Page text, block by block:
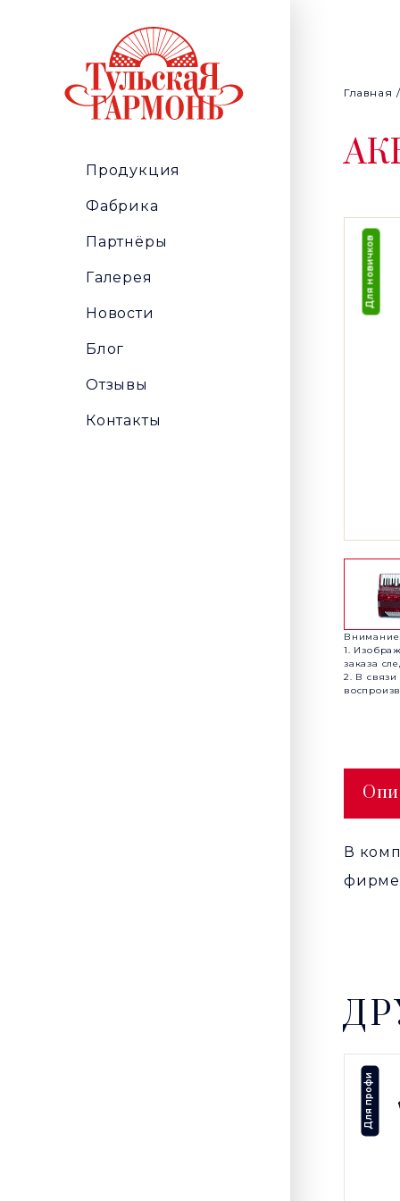
Продукция
Фабрика
Партнёры
Галерея
Новости
Блог
Отзывы
Контакты
Главная
Для новичков
Внимание!
1.
заказа
2. В
В
Для профи